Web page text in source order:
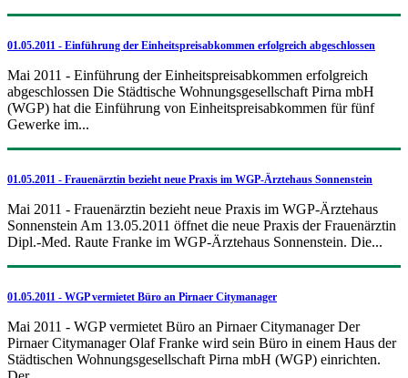
01.05.2011 - Einführung der Einheitspreisabkommen erfolgreich abgeschlossen
Mai 2011 - Einführung der Einheitspreisabkommen erfolgreich
abgeschlossen Die Städtische Wohnungsgesellschaft Pirna mbH
(WGP) hat die Einführung von Einheitspreisabkommen für fünf
Gewerke im...
01.05.2011 - Frauenärztin bezieht neue Praxis im WGP-Ärztehaus Sonnenstein
Mai 2011 - Frauenärztin bezieht neue Praxis im WGP-Ärztehaus
Sonnenstein Am 13.05.2011 öffnet die neue Praxis der Frauenärztin
Dipl.-Med. Raute Franke im WGP-Ärztehaus Sonnenstein. Die...
01.05.2011 - WGP vermietet Büro an Pirnaer Citymanager
Mai 2011 - WGP vermietet Büro an Pirnaer Citymanager Der
Pirnaer Citymanager Olaf Franke wird sein Büro in einem Haus der
Städtischen Wohnungsgesellschaft Pirna mbH (WGP) einrichten.